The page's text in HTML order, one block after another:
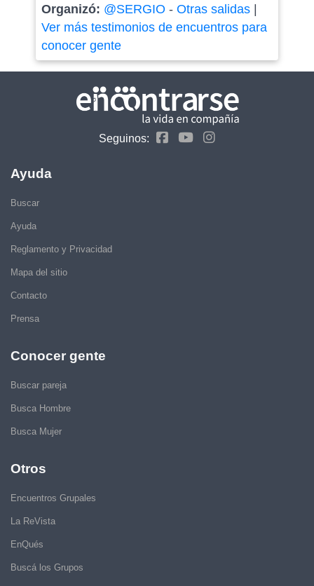
Organizó: @SERGIO - Otras salidas|
Ver más testimonios de encuentros para
conocer gente
Seguinos:
Ayuda
Buscar
Ayuda
Reglamento y Privacidad
Mapa del sitio
Contacto
Prensa
Conocer gente
Buscar pareja
Busca Hombre
Busca Mujer
Otros
Encuentros Grupales
La ReVista
EnQués
Buscá los Grupos